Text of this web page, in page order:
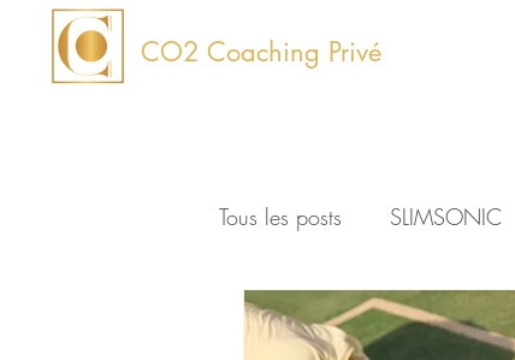
CO2 Coaching Privé
Tous les posts SLIMSONIC
Conseils Enfants